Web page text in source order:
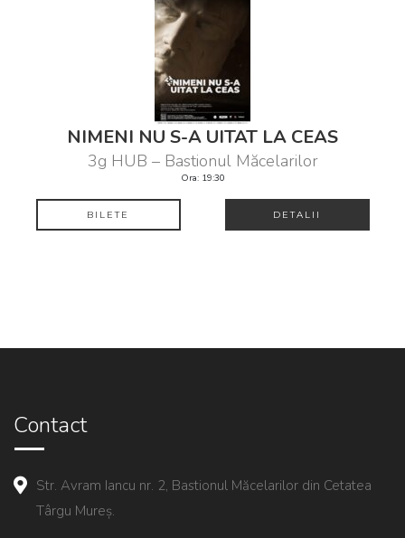
NIMENI NU S-A UITAT LA CEAS
3g HUB – Bastionul Măcelarilor
Ora: 19:30
BILETE DETALII
Contact
Str. Avram Iancu nr. 2, Bastionul Măcelarilor din Cetatea
Târgu Mureș.